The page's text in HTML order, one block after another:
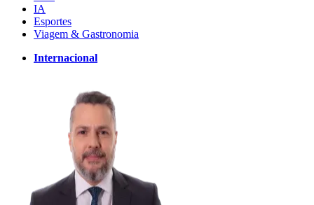
IA
Esportes
Viagem & Gastronomia
Internacional